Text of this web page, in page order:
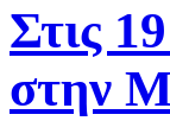
Στις
στην